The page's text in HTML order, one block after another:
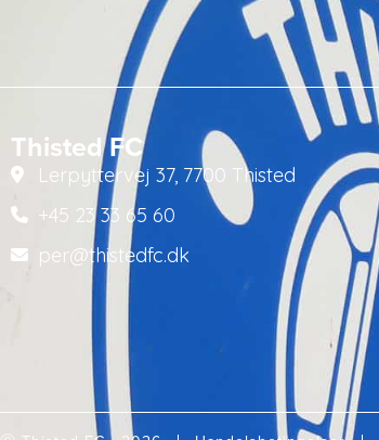
Thisted FC
Lerpyttervej 37, 7700 Thisted
+45 23 33 65 60
per@thistedfc.dk